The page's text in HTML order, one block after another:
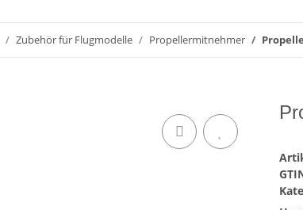
Zubehör für Flugmodelle Propellermitnehmer